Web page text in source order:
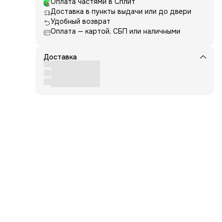
Доставка в пункты выдачи или до двери
Удобный возврат
Оплата — картой, СБП или наличными
Доставка